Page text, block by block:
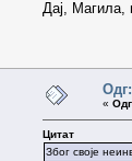
Дај, Магила,
«
Цитат
Због своје